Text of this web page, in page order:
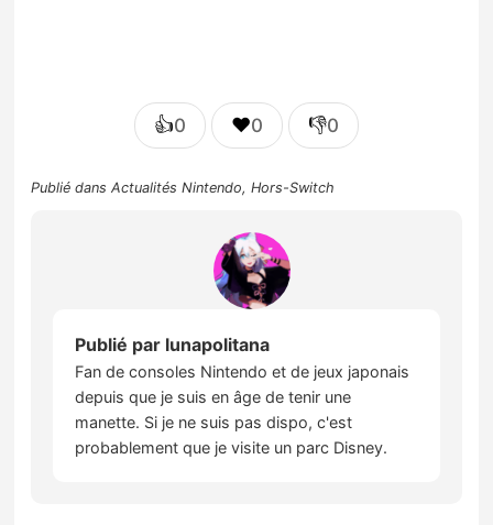
👍0 ❤️0 👎0
Publié dansActualités Nintendo,Hors-Switch
Publié par lunapolitana
Fan de consoles Nintendo et de jeux japonais
depuis que je suis en âge de tenir une
manette. Si je ne suis pas dispo, c'est
probablement que je visite un parc Disney.